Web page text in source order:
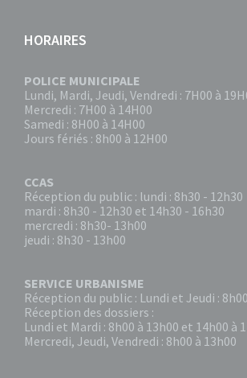
HORAIRES
POLICE MUNICIPALE
Lundi, Mardi, Jeudi, Vendredi : 7H00 à
Mercredi : 7H00 à 14H00
Samedi : 8H00 à 14H00
Jours fériés : 8h00 à 12H00
CCAS
Réception du public : lundi : 8h30 - 12h30
mardi : 8h30 - 12h30 et 14h30 - 16h30
mercredi : 8h30- 13h00
jeudi : 8h30 - 13h00
SERVICE URBANISME
Réception du public : Lundi et Jeudi :
Réception des dossiers :
Lundi et Mardi : 8h00 à 13h00 et 14h00 à
Mercredi, Jeudi, Vendredi : 8h00 à 13h00